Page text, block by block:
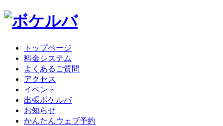
トップページ
料金システム
よくあるご質問
アクセス
イベント
出張ボケルバ
お知らせ
かんたんウェブ予約